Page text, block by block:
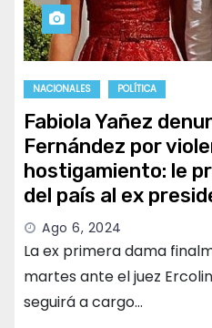
NACIONALES POLÍTICA
Fabiola Yañez
Fernández por
hostigamiento: le
del país al ex
Ago 6, 2024
La ex primera dama
martes ante el juez
seguirá a cargo…